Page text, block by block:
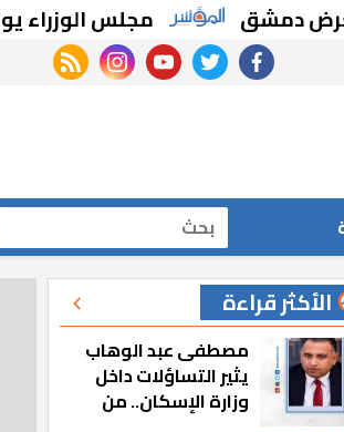
مجلس الوزراء يوافق
facebook
twitter
youtube
instagram
rss feed
بحث
الأكثر قراءة
مصطفى عبد الوهاب
يثير التساؤلات داخل
وزارة الإسكان.. من